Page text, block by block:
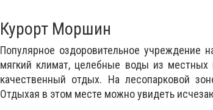
Курорт Моршин
Популярное оздоровительное учреждение
мягкий климат, целебные воды из
качественный отдых. На лесопарковой
Отдыхая в этом месте можно увидеть